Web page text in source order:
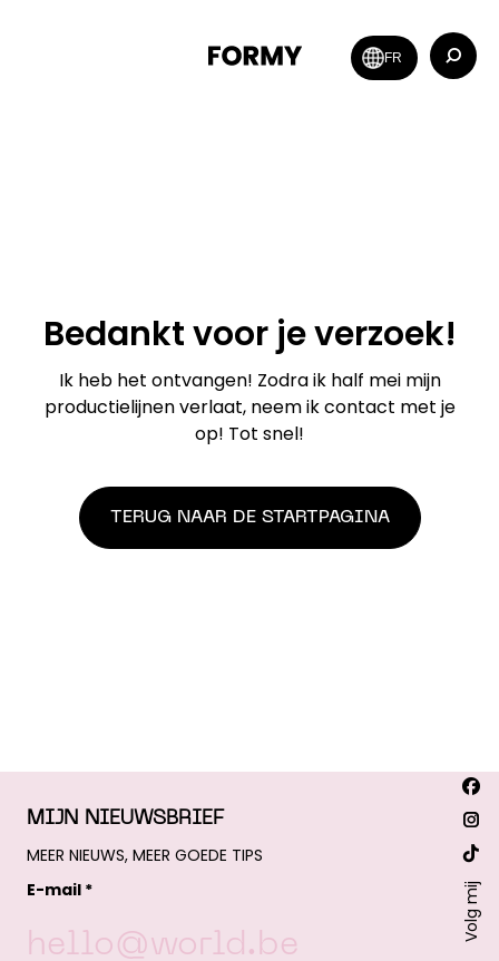
FR
Zoeken:
Bedankt voor je verzoek!
Ik heb het ontvangen! Zodra ik half mei mijn
productielijnen verlaat, neem ik contact met je
op! Tot snel!
TERUG NAAR DE STARTPAGINA
MIJN NIEUWSBRIEF
MEER NIEUWS, MEER GOEDE TIPS
E-mail *
Volg mij
Vind
op:
in
in